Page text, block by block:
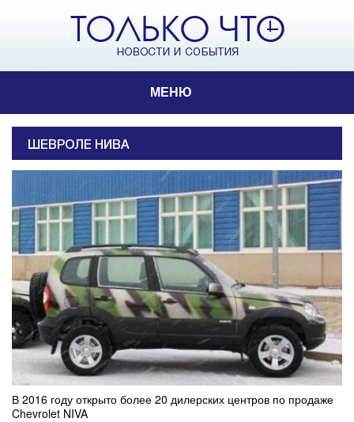
МЕНЮ
ШЕВРОЛЕ НИВА
В 2016 году открыто более 20 дилерских центров по продаже
Chevrolet NIVA